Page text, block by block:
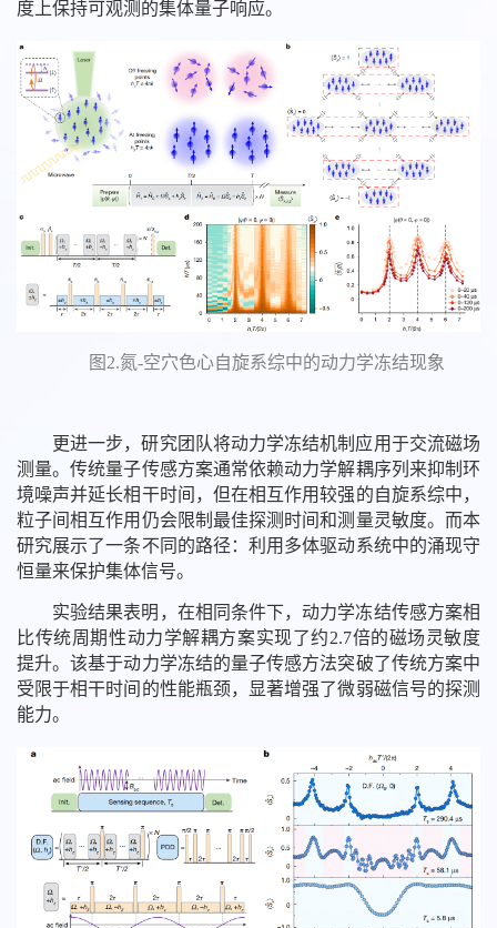
度上保持可观测的集体量子响应。
图2.氮-空穴色心自旋系综中的动力学冻结现象
更进一步，研究团队将动力学冻结机制应用于交流磁场
测量。传统量子传感方案通常依赖动力学解耦序列来抑制环
境噪声并延长相干时间，但在相互作用较强的自旋系综中，
粒子间相互作用仍会限制最佳探测时间和测量灵敏度。而本
研究展示了一条不同的路径：利用多体驱动系统中的涌现守
恒量来保护集体信号。
实验结果表明，在相同条件下，动力学冻结传感方案相
比传统周期性动力学解耦方案实现了约2.7倍的磁场灵敏度
提升。该基于动力学冻结的量子传感方法突破了传统方案中
受限于相干时间的性能瓶颈，显著增强了微弱磁信号的探测
能力。